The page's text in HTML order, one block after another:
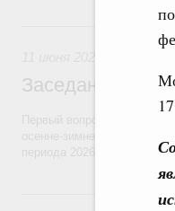
Заседание
периода 2026–2027 годов.